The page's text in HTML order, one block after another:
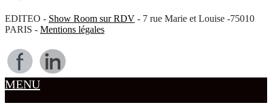
EDITEO - Show Room sur RDV - 7 rue Marie et Louise -75010
PARIS - Mentions légales
MENU